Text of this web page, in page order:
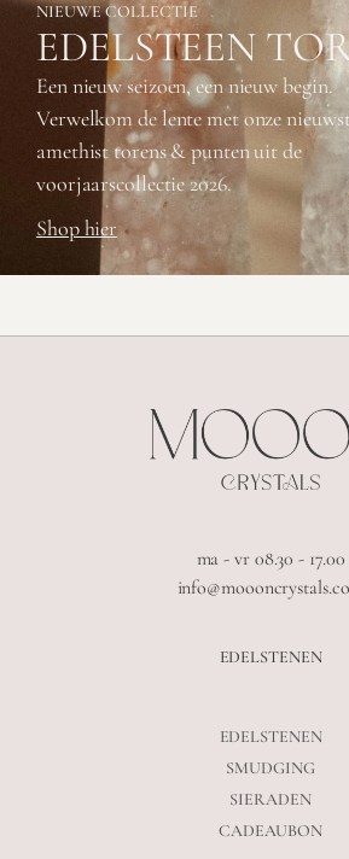
NIEUWE COLLECTIE
EDELSTEEN
Een nieuw seizoen, een nieuw begin.
Verwelkom de lente met onze
amethist torens & punten uit de
voorjaarscollectie 2026.
Shop hier
ma - vr 08.30 - 17.00
EDELSTENEN
EDELSTENEN
SMUDGING
SIERADEN
CADEAUBON